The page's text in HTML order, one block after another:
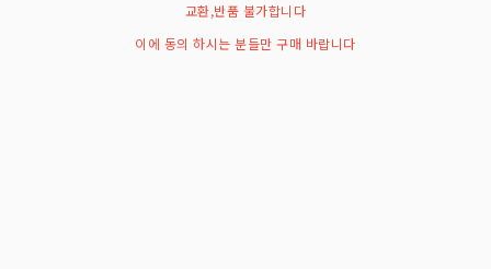
교환,반품 불가합니다
이에 동의 하시는 분들만 구매 바랍니다